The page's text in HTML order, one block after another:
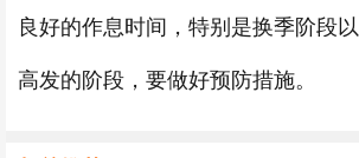
良好的作息时间，特别是换季阶段
高发的阶段，要做好预防措施。